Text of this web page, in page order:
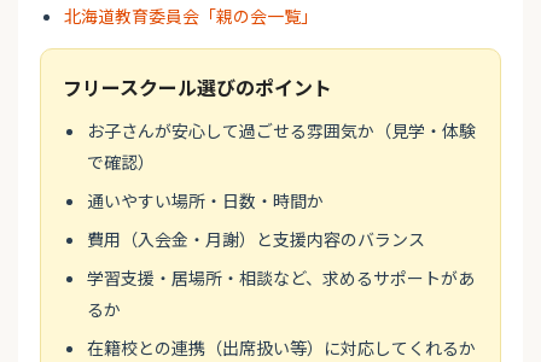
北海道教育委員会「親の会一覧」
フリースクール選びのポイント
お子さんが安心して過ごせる雰囲気か（見学・体験
で確認）
通いやすい場所・日数・時間か
費用（入会金・月謝）と支援内容のバランス
学習支援・居場所・相談など、求めるサポートがあ
るか
在籍校との連携（出席扱い等）に対応してくれるか